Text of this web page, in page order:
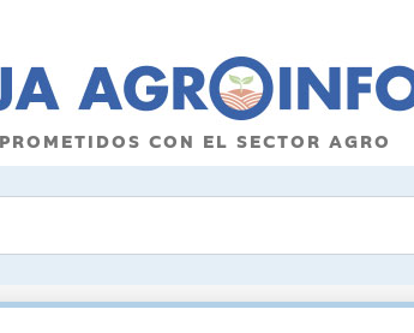
CON EL SECTOR AGRO